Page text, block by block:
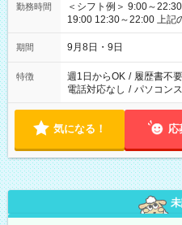
勤務時間
＜シフト例＞ 9:00～
19:00 12:30～22:00 上記の時間から好きな時間を選べます！ ※
時間は変更となる可能性
期間 9月8日・9日
特徴 週1日からOK / 履歴書不要
電話対応なし / パソコン
気になる！ 応